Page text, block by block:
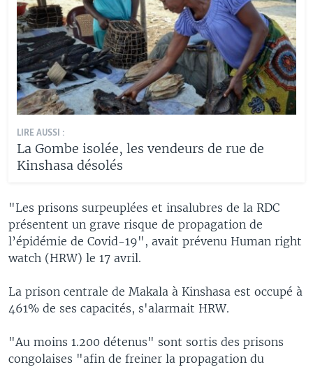
LIRE AUSSI :
La Gombe isolée, les vendeurs de rue de
Kinshasa désolés
"Les prisons surpeuplées et insalubres de la RDC
présentent un grave risque de propagation de
l’épidémie de Covid-19", avait prévenu Human right
watch (HRW) le 17 avril.
La prison centrale de Makala à Kinshasa est occupé à
461% de ses capacités, s'alarmait HRW.
"Au moins 1.200 détenus" sont sortis des prisons
congolaises "afin de freiner la propagation du